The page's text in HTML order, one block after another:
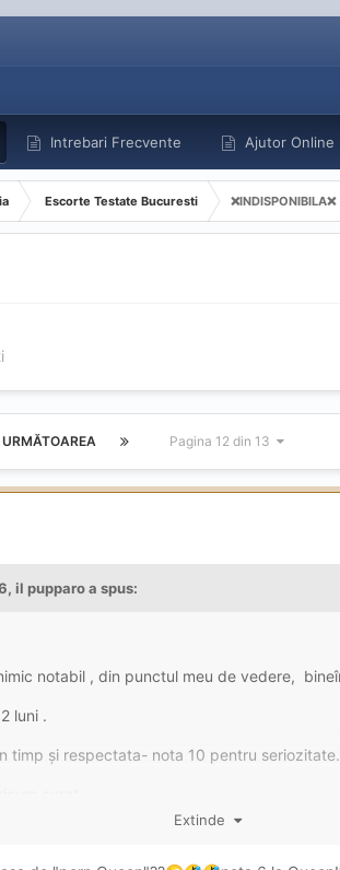
Intrebari Frecvente Ajutor Online
Escorte Testate Bucuresti ❌INDISPONIBILA❌
URMĂTOAREA Pagina 12 din 13
il pupparoa spus:
notabil , din punctul meu de vedere,
luni .
timp și respectata- nota 10 pentru seriozitate.
Extinde